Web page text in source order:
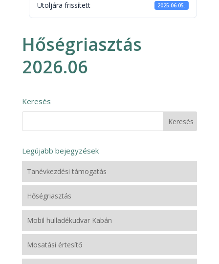
Utoljára frissített 2025.06.05.
Hőségriasztás
2026.06
Keresés
Legújabb bejegyzések
Tanévkezdési támogatás
Hőségriasztás
Mobil hulladékudvar Kabán
Mosatási értesítő